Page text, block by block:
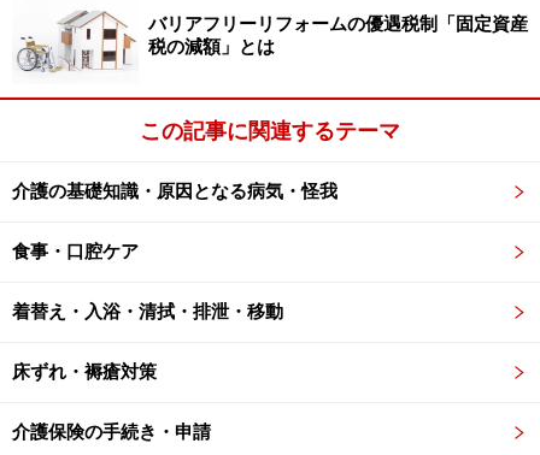
また障害者控除対象者認定は、最大5年前までさかのぼ
って申請することができます。5年前から要介護状態と
なっている場合は、5年前までさかのぼって確定申告の
やり直しを行えば、まとまった還付金を受け取ることが
障害者控除対象者認定の申請方法
障害者控除対象者認定の申請方法は簡単。市区町村の福
祉課などで「障害者控除対象者認定を申請したい」と申
し出て、渡された申請届けに必要事項を記入して年に1
バリアフリーリフォームの優遇税制「固定資産
税の減額」とは
この記事に関連するテーマ
介護の基礎知識・原因となる病気・怪我
食事・口腔ケア
着替え・入浴・清拭・排泄・移動
床ずれ・褥瘡対策
介護保険の手続き・申請